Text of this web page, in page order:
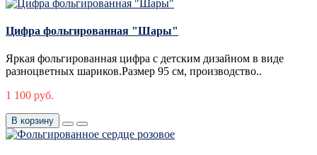
Цифра фольгированная "Шары"
Яркая фольгированная цифра с детским дизайном в виде
разноцветных шариков.Размер 95 см, производство..
1 100 руб.
В корзину